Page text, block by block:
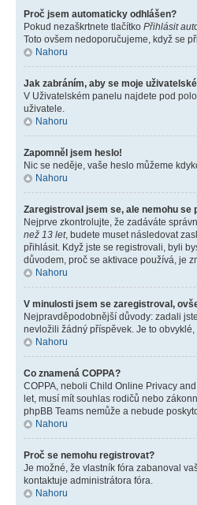
Proč jsem automaticky odhlášen?
Pokud nezaškrtnete tlačítko Přihlásit
Toto ovšem nedoporučujeme, když se
Nahoru
Jak zabráním, aby se moje
V Uživatelském panelu najdete pod
uživatele.
Nahoru
Zapomněl jsem heslo!
Nic se neděje, vaše heslo můžeme
Nahoru
Zaregistroval jsem se, ale nemohu se
Nejprve zkontrolujte, že zadáváte
než 13 let, budete muset následovat
přihlásit. Když jste se registrovali, byli
důvodem, proč se aktivace používá, je
Nahoru
V minulosti jsem se zaregistroval,
Nejpravděpodobnější důvody: zadali
nevložili žádný příspěvek. Je to
Nahoru
Co znamená COPPA?
COPPA, neboli Child Online Privacy
let, musí mít souhlas rodičů nebo
phpBB Teams nemůže a nebude
Nahoru
Proč se nemohu registrovat?
Je možné, že vlastník fóra zabanoval
kontaktuje administrátora fóra.
Nahoru